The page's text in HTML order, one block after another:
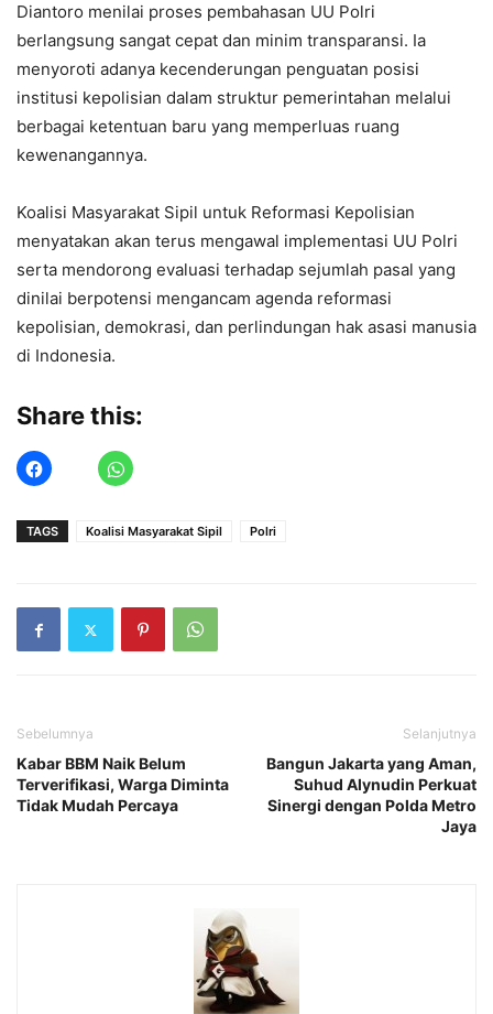
Diantoro menilai proses pembahasan UU Polri
berlangsung sangat cepat dan minim transparansi. Ia
menyoroti adanya kecenderungan penguatan posisi
institusi kepolisian dalam struktur pemerintahan melalui
berbagai ketentuan baru yang memperluas ruang
kewenangannya.
Koalisi Masyarakat Sipil untuk Reformasi Kepolisian
menyatakan akan terus mengawal implementasi UU Polri
serta mendorong evaluasi terhadap sejumlah pasal yang
dinilai berpotensi mengancam agenda reformasi
kepolisian, demokrasi, dan perlindungan hak asasi manusia
di Indonesia.
Share this:
TAGS Koalisi Masyarakat Sipil Polri
Sebelumnya
Kabar BBM Naik Belum
Terverifikasi, Warga Diminta
Tidak Mudah Percaya
Selanjutnya
Bangun Jakarta yang Aman,
Suhud Alynudin Perkuat
Sinergi dengan Polda Metro
Jaya